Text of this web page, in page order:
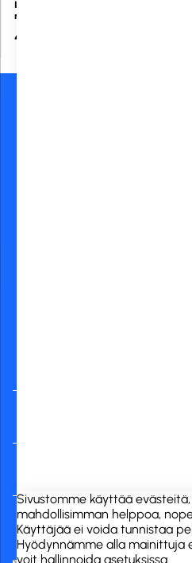
Ikkunankuivain 35cm
muovikahvalla
4,00 €
Sivustomme käyttää
mahdollisimman helppoa,
Käyttäjää ei voida tunnistaa
Hyödynnämme alla mainittuja
voit hallinnoida asetuksissa..